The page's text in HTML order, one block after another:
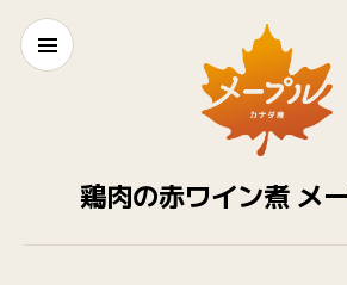
鶏肉の赤ワイン煮 メ